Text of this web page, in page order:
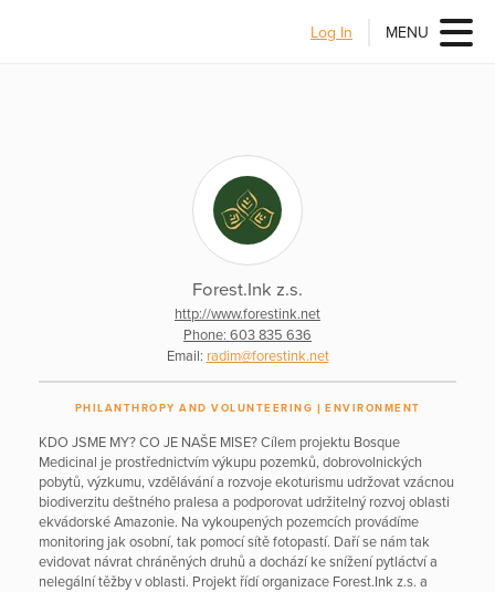
Log In MENU
Forest.Ink z.s.
http://www.forestink.net
Phone: 603 835 636
Email: radim@forestink.net
PHILANTHROPY AND VOLUNTEERING ENVIRONMENT
KDO JSME MY? CO JE NAŠE MISE? Cílem projektu Bosque
Medicinal je prostřednictvím výkupu pozemků, dobrovolnických
pobytů, výzkumu, vzdělávání a rozvoje ekoturismu udržovat vzácnou
biodiverzitu deštného pralesa a podporovat udržitelný rozvoj oblasti
ekvádorské Amazonie. Na vykoupených pozemcích provádíme
monitoring jak osobní, tak pomocí sítě fotopastí. Daří se nám tak
evidovat návrat chráněných druhů a dochází ke snížení pytláctví a
nelegální těžby v oblasti. Projekt řídí organizace Forest.Ink z.s. a